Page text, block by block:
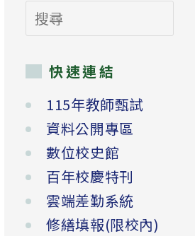
搜
尋
快速連結
115年教師甄試
資料公開專區
數位校史館
百年校慶特刊
雲端差勤系統
修繕填報(限校內)